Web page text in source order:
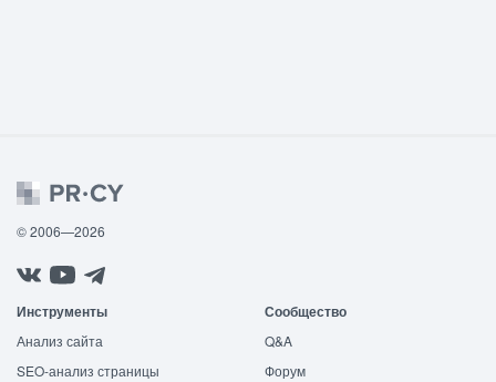
© 2006—2026
Инструменты
Анализ сайта
SEO-анализ страницы
Сообщество
Q&A
Форум